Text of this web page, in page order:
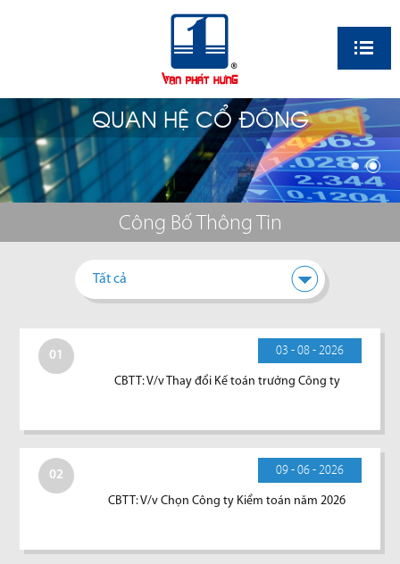
QUAN HỆ CỔ ĐÔNG
Công Bố Thông Tin
Tất cả
01 03 - 08 - 2026
CBTT: V/v Thay đổi Kế toán trưởng Công ty
02 09 - 06 - 2026
CBTT: V/v Chọn Công ty Kiểm toán năm 2026